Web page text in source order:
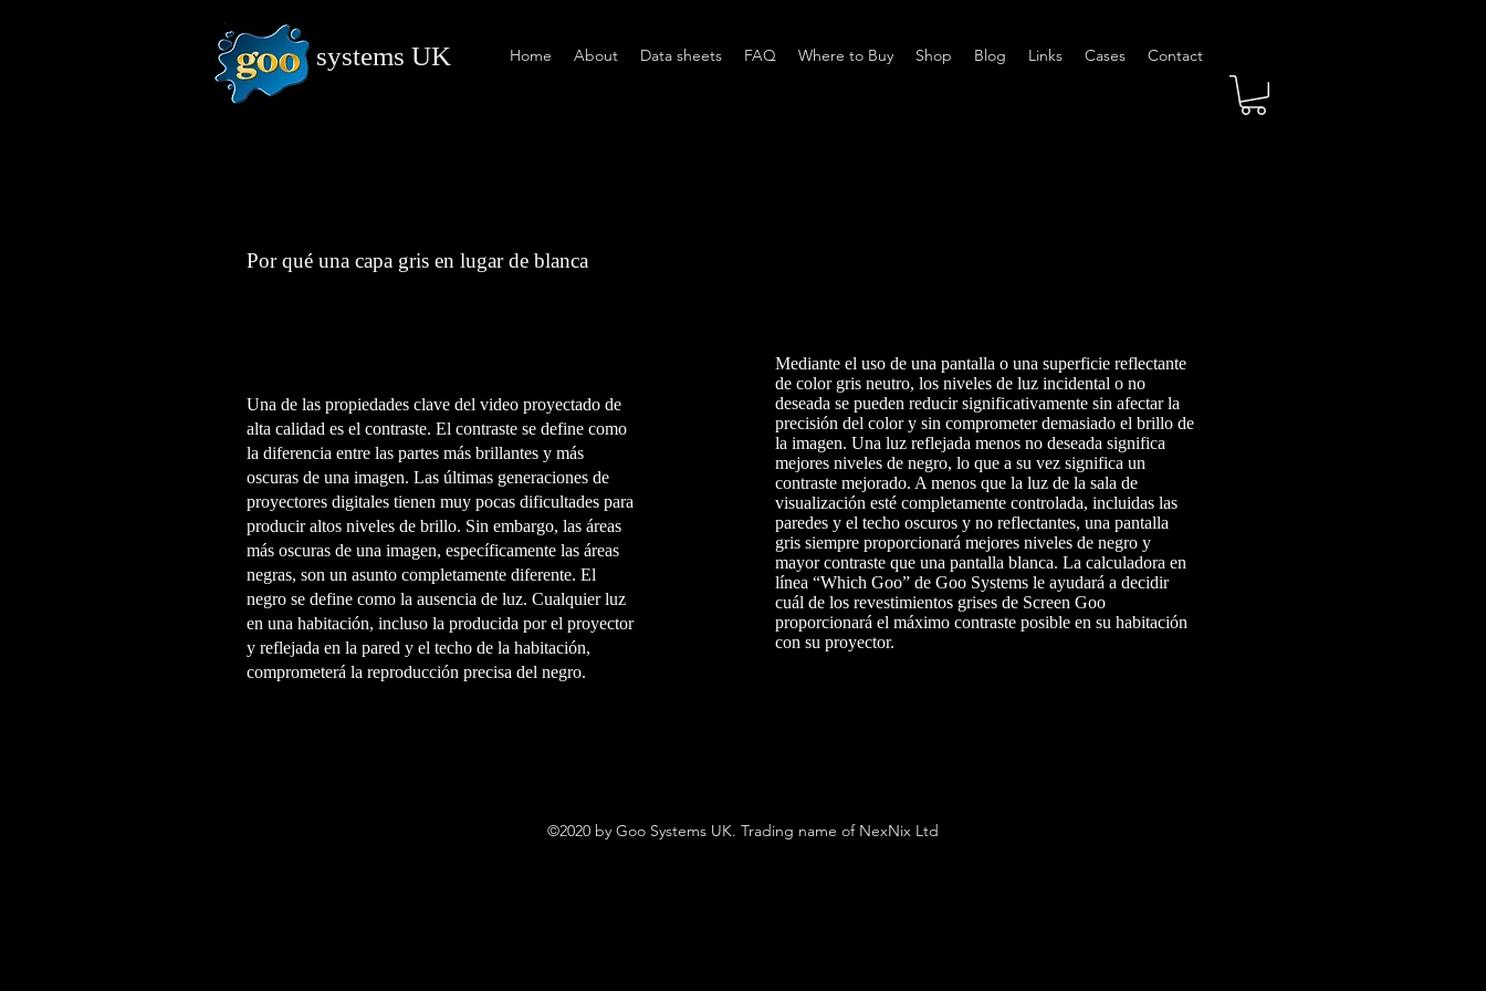
systems UK Home About Data sheets FAQ Where to Buy Shop Blog Links Cases Contact
Por qué una capa gris en lugar de blanca
Una de las propiedades clave del video proyectado de
alta calidad es el contraste. El contraste se define como
la diferencia entre las partes más brillantes y más
oscuras de una imagen. Las últimas generaciones de
proyectores digitales tienen muy pocas dificultades para
producir altos niveles de brillo. Sin embargo, las áreas
más oscuras de una imagen, específicamente las áreas
negras, son un asunto completamente diferente. El
negro se define como la ausencia de luz. Cualquier luz
en una habitación, incluso la producida por el proyector
y reflejada en la pared y el techo de la habitación,
comprometerá la reproducción precisa del negro.
Mediante el uso de una pantalla o una superficie reflectante
de color gris neutro, los niveles de luz incidental o no
deseada se pueden reducir significativamente sin afectar la
precisión del color y sin comprometer demasiado el brillo de
la imagen. Una luz reflejada menos no deseada significa
mejores niveles de negro, lo que a su vez significa un
contraste mejorado. A menos que la luz de la sala de
visualización esté completamente controlada, incluidas las
paredes y el techo oscuros y no reflectantes, una pantalla
gris siempre proporcionará mejores niveles de negro y
mayor contraste que una pantalla blanca. La calculadora en
línea “Which Goo” de Goo Systems le ayudará a decidir
cuál de los revestimientos grises de Screen Goo
proporcionará el máximo contraste posible en su habitación
con su proyector.
©2020 by Goo Systems UK. Trading name of NexNix Ltd